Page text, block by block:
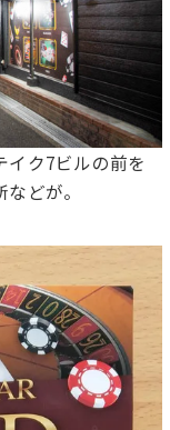
イク7ビルの前を
どが。